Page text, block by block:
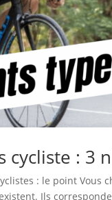
cycliste : 3
: le point Vous
Ils